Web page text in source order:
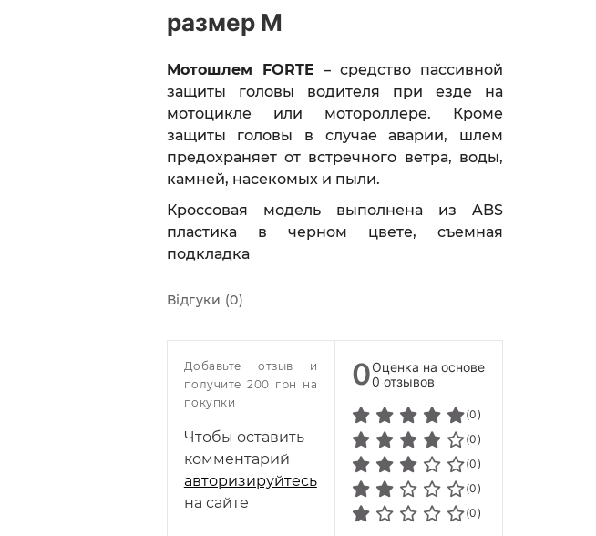
размер M
Мотошлем FORTE – средство пассивной
защиты головы водителя при езде на
мотоцикле или мотороллере. Кроме
защиты головы в случае аварии, шлем
предохраняет от встречного ветра, воды,
камней, насекомых и пыли.
Кроссовая модель выполнена из ABS
пластика в черном цвете, съемная
подкладка
Відгуки (0)
Добавьте отзыв и
получите 200 грн на
покупки
Чтобы оставить
комментарий
авторизируйтесь
на сайте
0Оценка на основе
0 отзывов
(0)
(0)
(0)
(0)
(0)